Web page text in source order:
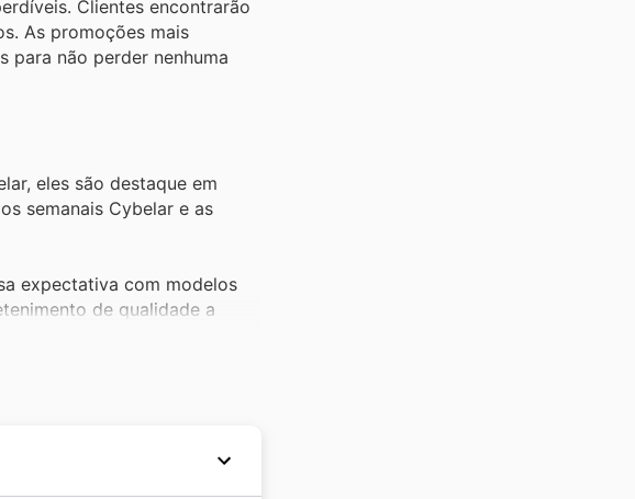
Clientes encontrarão
As promoções mais
para não perder nenhuma
eles são destaque em
semanais Cybelar e as
expectativa com modelos
de qualidade a
nas listas de
e promoções exclusivas.
e a Cybelar